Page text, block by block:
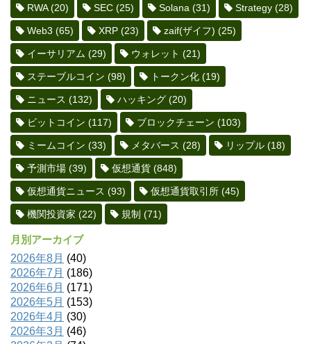
RWA(20) SEC (25) Solana (31) Strategy (28)
Web3 (65) XRP (23) zaif(ザイフ) (25)
イーサリアム (29) ウォレット (21)
ステーブルコイン (98) トークン化 (19)
ニュース (132) ハッキング (20)
ビットコイン (117) ブロックチェーン (103)
ミームコイン (33) メタバース (28) リップル (18)
予測市場 (39) 仮想通貨 (848)
仮想通貨ニュース (93) 仮想通貨取引所 (45)
機関投資家 (22) 規制 (71)
月別アーカイブ
2026年8月 (40)
2026年7月 (186)
2026年6月 (171)
2026年5月 (153)
2026年4月 (30)
2026年3月 (46)